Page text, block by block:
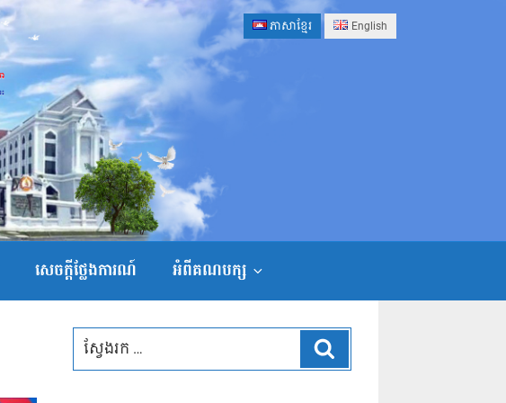
ភាសាខ្មែរ English
សេចក្ដីថ្លែងការណ៍ អំពីគណបក្ស